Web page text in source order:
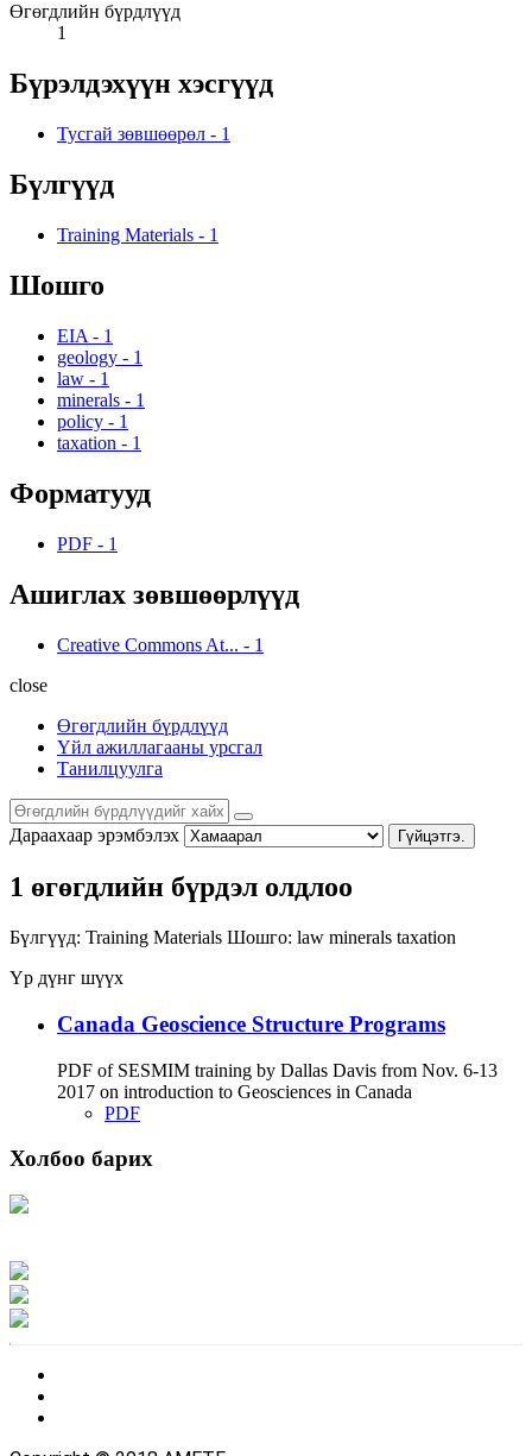
Өгөгдлийн бүрдлүүд
1
Бүрэлдэхүүн хэсгүүд
Тусгай зөвшөөрөл - 1
Бүлгүүд
Training Materials - 1
Шошго
EIA - 1
geology - 1
law - 1
minerals - 1
policy - 1
taxation - 1
Форматууд
PDF - 1
Ашиглах зөвшөөрлүүд
Creative Commons At... - 1
close
Өгөгдлийн бүрдлүүд
Үйл ажиллагааны урсгал
Танилцуулга
Дараахаар эрэмбэлэх Гүйцэтгэ.
1 өгөгдлийн бүрдэл олдлоо
Бүлгүүд: Training Materials Шошго: law minerals taxation
Үр дүнг шүүх
Canada Geoscience Structure Programs
PDF of SESMIM training by Dallas Davis from Nov. 6-13
2017 on introduction to Geosciences in Canada
PDF
Холбоо барих